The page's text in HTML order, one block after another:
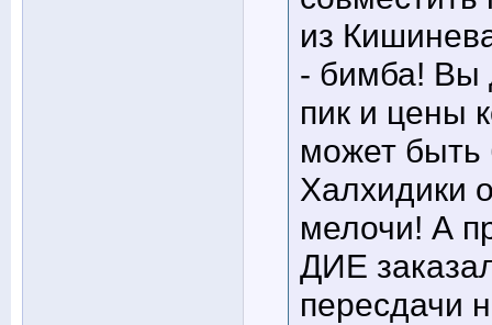
из
- бимба! Вы
пик и цены
может быть
Халхидики
мелочи! А
ДИЕ
пересдачи